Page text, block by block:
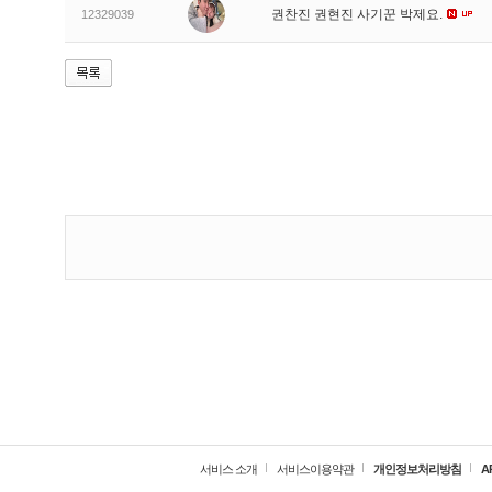
12329039 권찬진 권현진 사기꾼 박제요.
서비스 소개 서비스이용약관 개인정보처리방침